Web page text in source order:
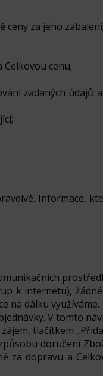
ceny za jeho zabalení;
cenu;
zadaných
Informace,
k internetu),
na dálku využíváme.
V tomto
tlačítkem
doručení
za dopravu a